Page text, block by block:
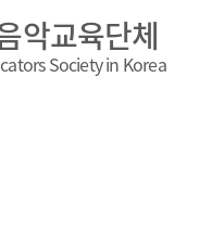
악교육단체
Society in Korea